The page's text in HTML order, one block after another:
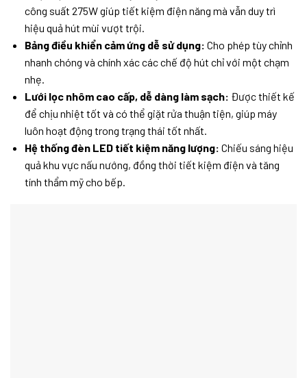
công suất 275W giúp tiết kiệm điện năng mà vẫn duy trì
hiệu quả hút mùi vượt trội.
Bảng điều khiển cảm ứng dễ sử dụng: Cho phép tùy chỉnh
nhanh chóng và chính xác các chế độ hút chỉ với một chạm
nhẹ.
Lưới lọc nhôm cao cấp, dễ dàng làm sạch: Được thiết kế
để chịu nhiệt tốt và có thể giặt rửa thuận tiện, giúp máy
luôn hoạt động trong trạng thái tốt nhất.
Hệ thống đèn LED tiết kiệm năng lượng: Chiếu sáng hiệu
quả khu vực nấu nướng, đồng thời tiết kiệm điện và tăng
tính thẩm mỹ cho bếp.